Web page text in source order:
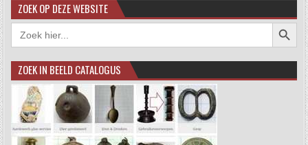
ZOEK OP DEZE WEBSITE
Zoek
naar:
ZOEK IN BEELD CATALOGUS